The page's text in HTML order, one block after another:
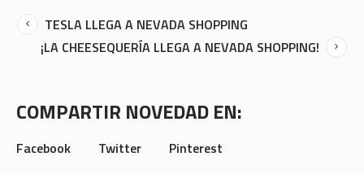
TESLA LLEGA A NEVADA SHOPPING
¡LA CHEESEQUERÍA LLEGA A NEVADA SHOPPING!
COMPARTIR NOVEDAD EN:
Facebook Twitter Pinterest